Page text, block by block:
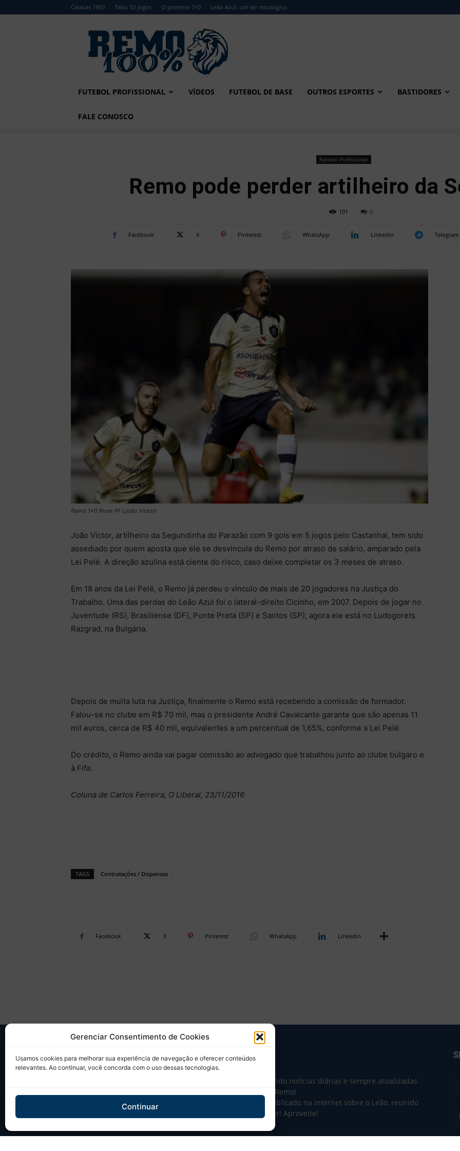
Gerenciar Consentimento de Cookies
Usamos cookies para melhorar sua experiência de navegação e oferecer conteúdos
relevantes. Ao continuar, você concorda com o uso dessas tecnologias.
Continuar
Caracas 1950 Tabu 33 jogos O primeiro 7×0 Leão Azul: um ser mitológico
Remo
FUTEBOL PROFISSIONAL VÍDEOS FUTEBOL DE BASE OUTROS ESPORTES BASTIDORES
FALE CONOSCO
Futebol Profissional
Remo pode perder artilheiro da
101 0
Facebook X Pinterest WhatsApp Linkedin Telegram
Remo 1x0 River-PI (João Victor)
João Victor, artilheiro da Segundinha do Parazão com 9 gols em 5 jogos pelo Castanhal, tem sido
assediado por quem aposta que ele se desvincula do Remo por atraso de salário, amparado pela
Lei Pelé. A direção azulina está ciente do risco, caso deixe completar os 3 meses de atraso.
Em 18 anos da Lei Pelé, o Remo já perdeu o vinculo de mais de 20 jogadores na Justiça do
Trabalho. Uma das perdas do Leão Azul foi o lateral-direito Cicinho, em 2007. Depois de jogar no
Juventude (RS), Brasiliense (DF), Ponte Preta (SP) e Santos (SP), agora ele está no Ludogorets
Razgrad, na Bulgária.
Depois de muita luta na Justiça, finalmente o Remo está recebendo a comissão de formador.
Falou-se no clube em R$ 70 mil, mas o presidente André Cavalcante garante que são apenas 11
mil euros, cerca de R$ 40 mil, equivalentes a um percentual de 1,65%, conforme a Lei Pelé.
Do crédito, o Remo ainda vai pagar comissão ao advogado que trabalhou junto ao clube búlgaro e
à Fifa.
Coluna de Carlos Ferreira, O Liberal, 23/11/2016
TAGS Contratações / Dispensas
Facebook X Pinterest WhatsApp Linkedin
SOBRE NÓS
Desde 2004 trazendo notícias diárias e sempre atualizadas
sobre o Clube do Remo!
Tudo o que sai publicado na internet sobre o Leão, reunido
em um único lugar! Aproveite!